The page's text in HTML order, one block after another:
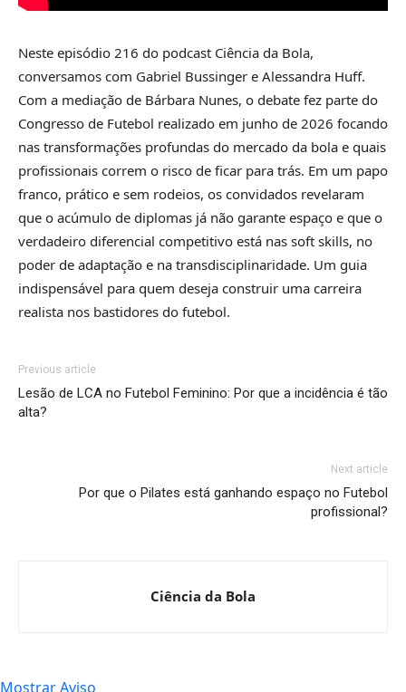
Neste episódio 216 do podcast Ciência da Bola,
conversamos com Gabriel Bussinger e Alessandra Huff.
Com a mediação de Bárbara Nunes, o debate fez parte do
Congresso de Futebol realizado em junho de 2026 focando
nas transformações profundas do mercado da bola e quais
profissionais correm o risco de ficar para trás. Em um papo
franco, prático e sem rodeios, os convidados revelaram
que o acúmulo de diplomas já não garante espaço e que o
verdadeiro diferencial competitivo está nas soft skills, no
poder de adaptação e na transdisciplinaridade. Um guia
indispensável para quem deseja construir uma carreira
realista nos bastidores do futebol.
Previous article
Lesão de LCA no Futebol Feminino: Por que a incidência é tão
alta?
Next article
Por que o Pilates está ganhando espaço no Futebol
profissional?
Ciência da Bola
Mostrar Aviso